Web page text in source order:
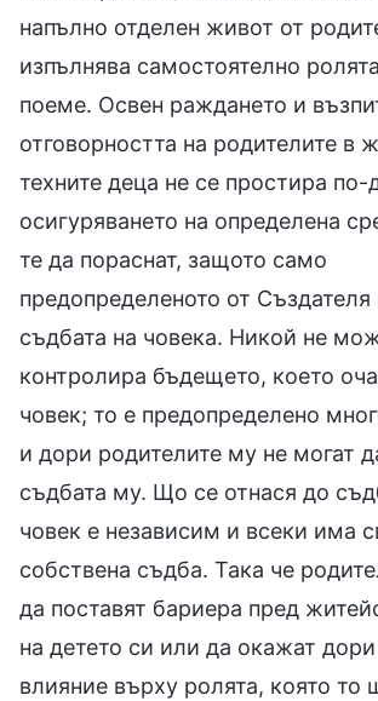
напълно отделен живот от
изпълнява самостоятелно
поеме. Освен раждането и
отговорността на родителите в
техните деца не се простира по-
осигуряването на определена
те да пораснат, защото само
предопределеното от
съдбата на човека. Никой не
контролира бъдещето, което
човек; то е предопределено
и дори родителите му не могат
съдбата му. Що се отнася до
човек е независим и всеки има
собствена съдба. Така че
да поставят бариера пред
на детето си или да окажат
влияние върху ролята, която то